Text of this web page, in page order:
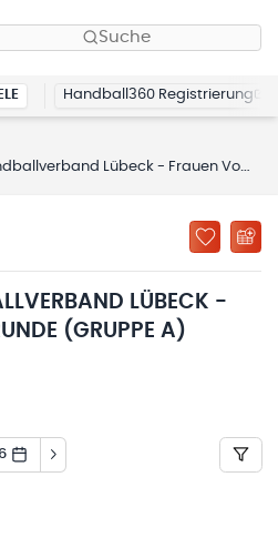
Suche
Handball360 Registrierung
Lübeck - Frauen Vorrunde (Gruppe A)
LÜBECK -
(GRUPPE A)